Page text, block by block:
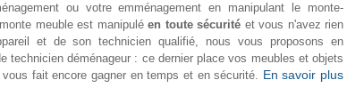
ou votre emménagement en manipulant le monte-
meuble est manipuléen toute sécurité et vous n'avez rien
et de son technicien qualifié, nous vous proposons en
technicien déménageur : ce dernier place vos meubles et objets
fait encore gagner en temps et en sécurité. En savoir plus